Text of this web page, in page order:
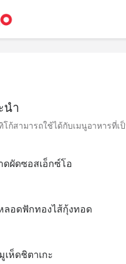
นำ
ก้สามารถใช้ได้กับเมนูอาหารที่เ
ผัดซอสเอ็กซ์โอ
ลอดฟักทองไส้กุ้งทอด
ห็ดชิตาเกะ